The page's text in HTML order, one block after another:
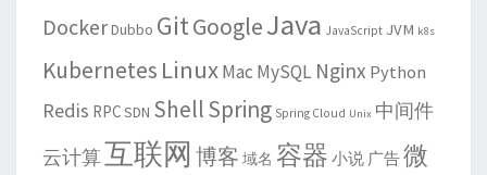
DockerDubbo GitGoogleJava JavaScript JVM k8s
Kubernetes LinuxMac MySQL Nginx Python
Redis RPCSDN ShellSpring Spring Cloud Unix 中间件
云计算互联网 博客 域名 容器 小说 广告微